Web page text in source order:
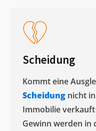
Scheidung
Kommt eine
Scheidung nicht
Immobilie
Gewinn werden in